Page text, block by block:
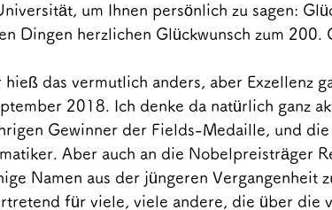
um Ihnen persönlich zu sagen:
Dingen herzlichen Glückwunsch zum 200.
hieß das vermutlich anders, aber Exzellenz
2018. Ich denke da natürlich ganz
Gewinner der Fields-Medaille, und
Aber auch an die Nobelpreisträger
Namen aus der jüngeren Vergangenheit
für viele, viele andere, die über die